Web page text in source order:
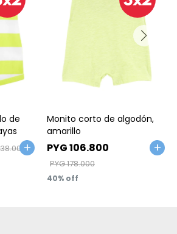
de
Monito corto de algodón,
amarillo
PYG106.800
PYG178.000
40